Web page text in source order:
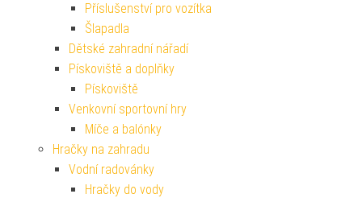
Příslušenství pro vozítka
Šlapadla
Dětské zahradní nářadí
Pískoviště a doplňky
Pískoviště
Venkovní sportovní hry
Míče a balónky
Hračky na zahradu
Vodní radovánky
Hračky do vody